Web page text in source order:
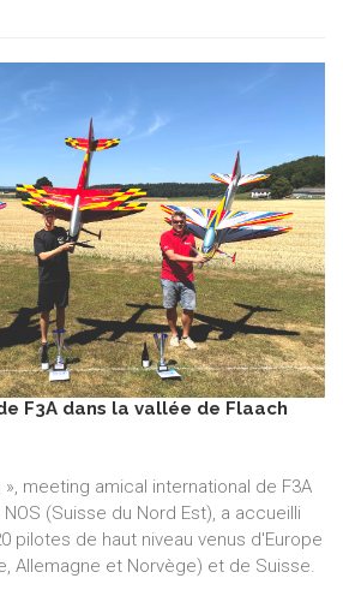
F3A dans la vallée de Flaach
meeting amical international de F3A
(Suisse du Nord Est), a accueilli
pilotes de haut niveau venus d'Europe
Allemagne et Norvège) et de Suisse.